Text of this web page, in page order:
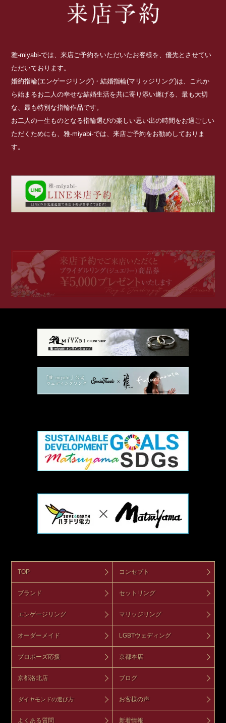
雅-miyabi-では、来店ご予約をいただいたお客様を、優先とさせてい
ただいております。
婚約指輪(エンゲージリング)・結婚指輪(マリッジリング)は、これか
ら始まるお二人の幸せな結婚生活を共に寄り添い遂げる、最も大切
な、最も特別な指輪作品です。
お二人の一生ものとなる指輪選びの楽しい思い出の時間をお過ごしい
ただくためにも、雅-miyabi-では、来店ご予約をお勧めしておりま
す。
TOP コンセプト
ブランド セットリング
エンゲージリング マリッジリング
オーダーメイド LGBTウェディング
プロポーズ応援 京都本店
京都洛北店 ブログ
ダイヤモンドの選び方 お客様の声
よくある質問 新着情報